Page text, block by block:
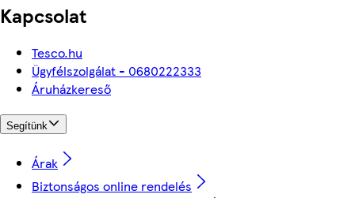
Kapcsolat
Tesco.hu
Ügyfélszolgálat - 0680222333
Áruházkereső
Segítünk
Árak
Biztonságos online rendelés